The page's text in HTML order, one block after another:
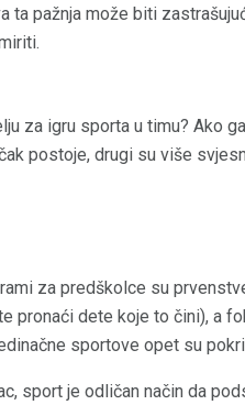
ta pažnja može biti
za igru ​​sporta u timu? Ako
postoje, drugi su više
za predškolce su
pronaći dete koje to čini), a
sportove opet su
sport je odličan način da